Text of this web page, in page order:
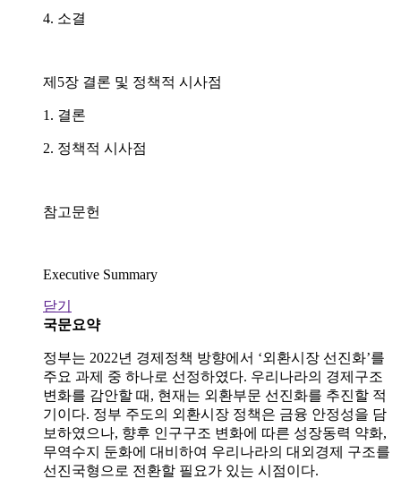
4. 소결
제5장 결론 및 정책적 시사점
1. 결론
2. 정책적 시사점
참고문헌
Executive Summary
닫기
국문요약
정부는 2022년 경제정책 방향에서 ‘외환시장 선진화’를
주요 과제 중 하나로 선정하였다. 우리나라의 경제구조
변화를 감안할 때, 현재는 외환부문 선진화를 추진할 적
기이다. 정부 주도의 외환시장 정책은 금융 안정성을 담
보하였으나, 향후 인구구조 변화에 따른 성장동력 약화,
무역수지 둔화에 대비하여 우리나라의 대외경제 구조를
선진국형으로 전환할 필요가 있는 시점이다.